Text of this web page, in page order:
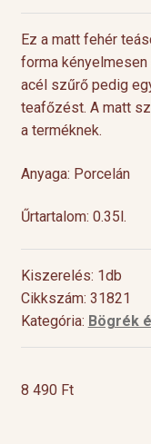
Ez a matt fehér
forma
acél szűrő pedig
teafőzést. A matt
a terméknek.
Anyaga: Porcelán
Űrtartalom: 0.35l.
Kiszerelés: 1db
Cikkszám: 31821
Kategória: Bögrék
8 490 Ft